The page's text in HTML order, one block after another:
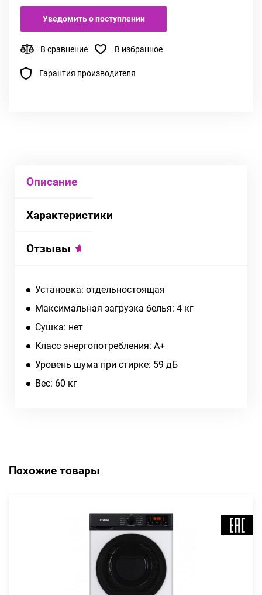
Уведомить о поступлении
В сравнение В избранное
Гарантия производителя
Описание
Характеристики
Отзывы
Установка: отдельностоящая
Максимальная загрузка белья: 4 кг
Сушка: нет
Класс энергопотребления: A+
Уровень шума при стирке: 59 дБ
Вес: 60 кг
Похожие товары